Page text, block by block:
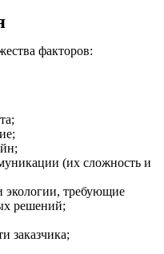
факторов:
(их сложность и
экологии, требующие
решений;
заказчика;